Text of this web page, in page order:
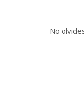
No